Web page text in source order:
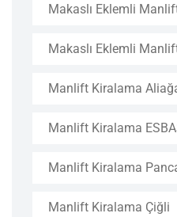
Makaslı Eklemli
Makaslı Eklemli
Manlift Kiralama
Manlift Kiralama
Manlift Kiralama
Manlift Kiralama Çiğli